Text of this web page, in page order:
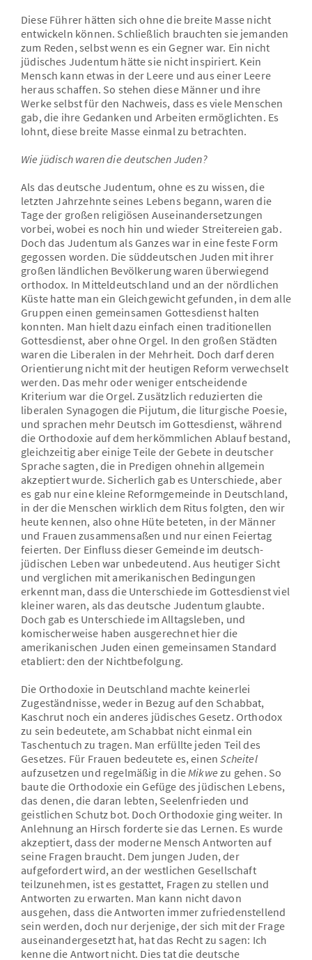
Diese Führer hätten sich ohne die breite Masse nicht
entwickeln können. Schließlich brauchten sie jemanden
zum Reden, selbst wenn es ein Gegner war. Ein nicht
jüdisches Judentum hätte sie nicht inspiriert. Kein
Mensch kann etwas in der Leere und aus einer Leere
heraus schaffen. So stehen diese Männer und ihre
Werke selbst für den Nachweis, dass es viele Menschen
gab, die ihre Gedanken und Arbeiten ermöglichten. Es
lohnt, diese breite Masse einmal zu betrachten.
Wie jüdisch waren die deutschen Juden?
Als das deutsche Judentum, ohne es zu wissen, die
letzten Jahrzehnte seines Lebens begann, waren die
Tage der großen religiösen Auseinandersetzungen
vorbei, wobei es noch hin und wieder Streitereien gab.
Doch das Judentum als Ganzes war in eine feste Form
gegossen worden. Die süddeutschen Juden mit ihrer
großen ländlichen Bevölkerung waren überwiegend
orthodox. In Mitteldeutschland und an der nördlichen
Küste hatte man ein Gleichgewicht gefunden, in dem alle
Gruppen einen gemeinsamen Gottesdienst halten
konnten. Man hielt dazu einfach einen traditionellen
Gottesdienst, aber ohne Orgel. In den großen Städten
waren die Liberalen in der Mehrheit. Doch darf deren
Orientierung nicht mit der heutigen Reform verwechselt
werden. Das mehr oder weniger entscheidende
Kriterium war die Orgel. Zusätzlich reduzierten die
liberalen Synagogen die Pijutum, die liturgische Poesie,
und sprachen mehr Deutsch im Gottesdienst, während
die Orthodoxie auf dem herkömmlichen Ablauf bestand,
gleichzeitig aber einige Teile der Gebete in deutscher
Sprache sagten, die in Predigen ohnehin allgemein
akzeptiert wurde. Sicherlich gab es Unterschiede, aber
es gab nur eine kleine Reformgemeinde in Deutschland,
in der die Menschen wirklich dem Ritus folgten, den wir
heute kennen, also ohne Hüte beteten, in der Männer
und Frauen zusammensaßen und nur einen Feiertag
feierten. Der Einfluss dieser Gemeinde im deutsch-
jüdischen Leben war unbedeutend. Aus heutiger Sicht
und verglichen mit amerikanischen Bedingungen
erkennt man, dass die Unterschiede im Gottesdienst viel
kleiner waren, als das deutsche Judentum glaubte.
Doch gab es Unterschiede im Alltagsleben, und
komischerweise haben ausgerechnet hier die
amerikanischen Juden einen gemeinsamen Standard
etabliert: den der Nichtbefolgung.
Die Orthodoxie in Deutschland machte keinerlei
Zugeständnisse, weder in Bezug auf den Schabbat,
Kaschrut noch ein anderes jüdisches Gesetz. Orthodox
zu sein bedeutete, am Schabbat nicht einmal ein
Taschentuch zu tragen. Man erfüllte jeden Teil des
Gesetzes. Für Frauen bedeutete es, einenScheitel
aufzusetzen und regelmäßig in dieMikwe zu gehen. So
baute die Orthodoxie ein Gefüge des jüdischen Lebens,
das denen, die daran lebten, Seelenfrieden und
geistlichen Schutz bot. Doch Orthodoxie ging weiter. In
Anlehnung an Hirsch forderte sie das Lernen. Es wurde
akzeptiert, dass der moderne Mensch Antworten auf
seine Fragen braucht. Dem jungen Juden, der
aufgefordert wird, an der westlichen Gesellschaft
teilzunehmen, ist es gestattet, Fragen zu stellen und
Antworten zu erwarten. Man kann nicht davon
ausgehen, dass die Antworten immer zufriedenstellend
sein werden, doch nur derjenige, der sich mit der Frage
auseinandergesetzt hat, hat das Recht zu sagen: Ich
kenne die Antwort nicht. Dies tat die deutsche